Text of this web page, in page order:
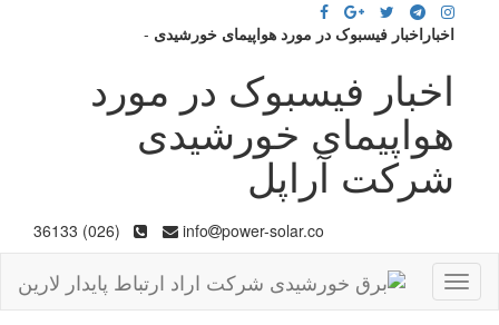
اخباراخبار فیسبوک در مورد هواپیمای خورشیدی -
اخبار فیسبوک در مورد
هواپیمای خورشیدی
شرکت آراپل
info power-solar.co
(026) 36133
Toggle
navigation